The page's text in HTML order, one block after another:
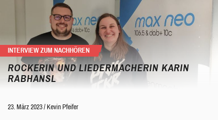
INTERVIEW ZUM NACHHÖREN
ROCKERIN UND LIEDERMACHERIN KARIN
RABHANSL
23. März 2023 / Kevin Pfeifer